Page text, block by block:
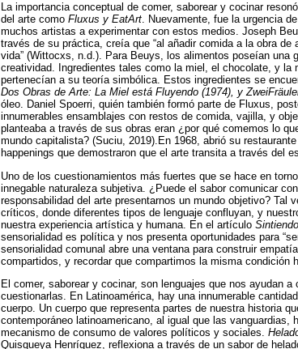
La importancia conceptual de comer, saborear y cocinar
del arte como Fluxus y EatArt. Nuevamente, fue la urgencia
muchos artistas a experimentar con estos medios. Joseph
través de su práctica, creía que “al añadir comida a la obra
vida” (Wittocxs, n.d.). Para Beuys, los alimentos poseían
creatividad. Ingredientes tales como la miel, el chocolate, y
pertenecían a su teoría simbólica. Estos ingredientes se
Dos Obras de Arte: La Miel está Fluyendo (1974), y
óleo. Daniel Spoerri, quién también formó parte de Fluxus,
innumerables ensamblajes con restos de comida, vajilla, y
planteaba a través de sus obras eran ¿por qué comemos lo
mundo capitalista? (Suciu, 2019).En 1968, abrió su restaurante
happenings que demostraron que el arte transita a través del
Uno de los cuestionamientos más fuertes que se hace en
innegable naturaleza subjetiva. ¿Puede el sabor comunicar
responsabilidad del arte presentarnos un mundo objetivo?
críticos, donde diferentes tipos de lenguaje confluyan, y
nuestra experiencia artística y humana. En el artículo
sensorialidad es política y nos presenta oportunidades para
sensorialidad comunal abre una ventana para construir
compartidos, y recordar que compartimos la misma condición
El comer, saborear y cocinar, son lenguajes que nos ayudan
cuestionarlas. En Latinoamérica, hay una innumerable
cuerpo. Un cuerpo que representa partes de nuestra historia
contemporáneo latinoamericano, al igual que las
mecanismo de consumo de valores políticos y sociales.
Quisqueya Henríquez, reflexiona a través de un sabor de